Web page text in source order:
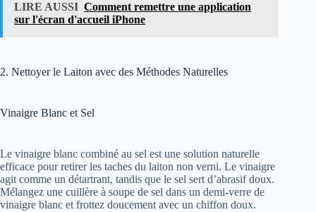
LIRE AUSSI Comment remettre une application
sur l'écran d'accueil iPhone
2. Nettoyer le Laiton avec des Méthodes Naturelles
Vinaigre Blanc et Sel
Le vinaigre blanc combiné au sel est une solution naturelle
efficace pour retirer les taches du laiton non verni. Le vinaigre
agit comme un détartrant, tandis que le sel sert d’abrasif doux.
Mélangez une cuillère à soupe de sel dans un demi-verre de
vinaigre blanc et frottez doucement avec un chiffon doux.